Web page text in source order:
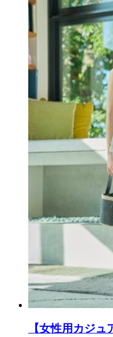
【女性用カジ